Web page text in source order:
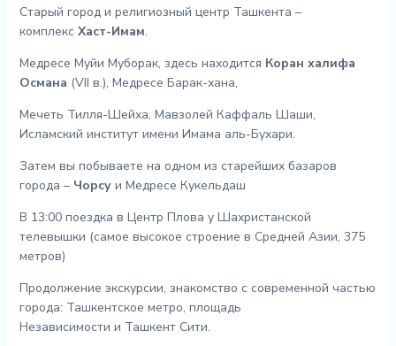
Старый город и религиозный центр Ташкента –
комплекс Хаст-Имам.
Медресе Муйи Муборак, здесь находится Коран халифа
Османа (VII в.), Медресе Барак-хана,
Мечеть Тилля-Шейха, Мавзолей Каффаль Шаши,
Исламский институт имени Имама аль-Бухари.
Затем вы побываете на одном из старейших базаров
города – Чорсуи Медресе Кукельдаш
В 13:00 поездка в Центр Плова у Шахристанской
телевышки (самое высокое строение в Средней Азии, 375
метров)
Продолжение экскурсии, знакомство с современной частью
города: Ташкентское метро, площадь
Независимости и Ташкент Сити.